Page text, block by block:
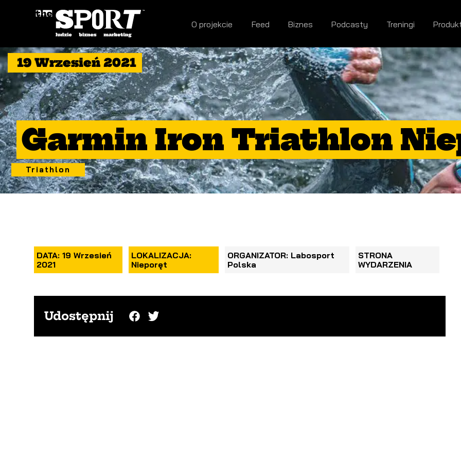
O projekcie Feed Biznes Podcasty Treningi
19 Wrzesień 2021
Garmin Iron Triathlon
Triathlon
DATA: 19 Wrzesień
2021
LOKALIZACJA:
Nieporęt
ORGANIZATOR: Labosport
Polska
STRONA
WYDARZENIA
Udostępnij